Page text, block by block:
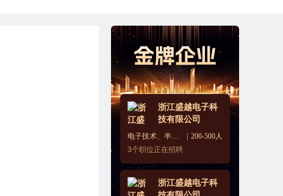
浙江盛越电子科
技有限公司
电子技术、半导体、集成电路
200-500人
3个职位正在招聘
浙江盛越电子科